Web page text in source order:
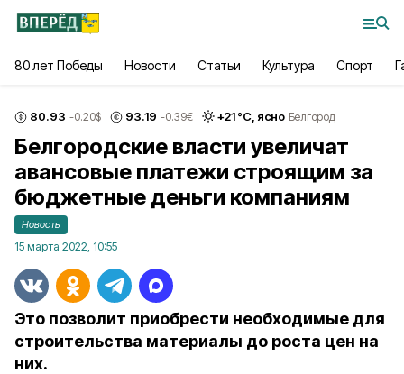
80 лет Победы Новости Статьи Культура Спорт
80.93 -0.20$ 93.19 -0.39€ +21°С, ясно Белгород
Белгородские власти увеличат
авансовые платежи строящим за
бюджетные деньги компаниям
Новость
15 марта 2022, 10:55
Это позволит приобрести необходимые для
строительства материалы до роста цен на
них.